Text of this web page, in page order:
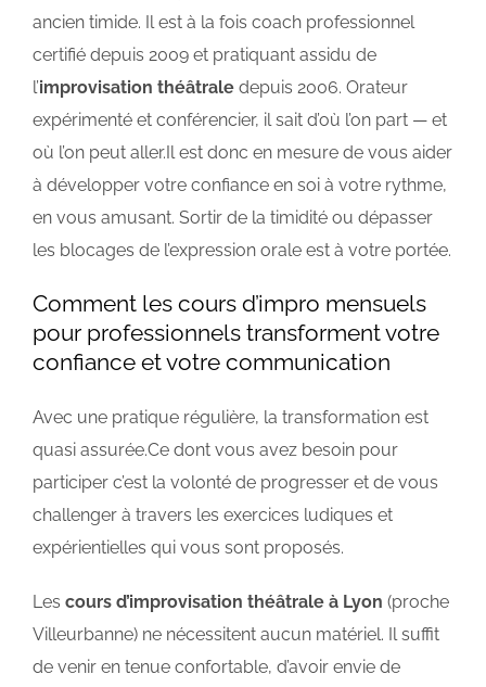
ancien timide. Il est à la fois coach professionnel
certifié depuis 2009 et pratiquant assidu de
l’improvisation théâtrale depuis 2006. Orateur
expérimenté et conférencier, il sait d’où l’on part — et
où l’on peut aller.Il est donc en mesure de vous aider
à développer votre confiance en soi à votre rythme,
en vous amusant. Sortir de la timidité ou dépasser
les blocages de l’expression orale est à votre portée.
Comment les cours d’impro mensuels
pour professionnels transforment votre
confiance et votre communication
Avec une pratique régulière, la transformation est
quasi assurée.Ce dont vous avez besoin pour
participer c’est la volonté de progresser et de vous
challenger à travers les exercices ludiques et
expérientielles qui vous sont proposés.
Les cours d’improvisation théâtrale à Lyon (proche
Villeurbanne) ne nécessitent aucun matériel. Il suffit
de venir en tenue confortable, d’avoir envie de